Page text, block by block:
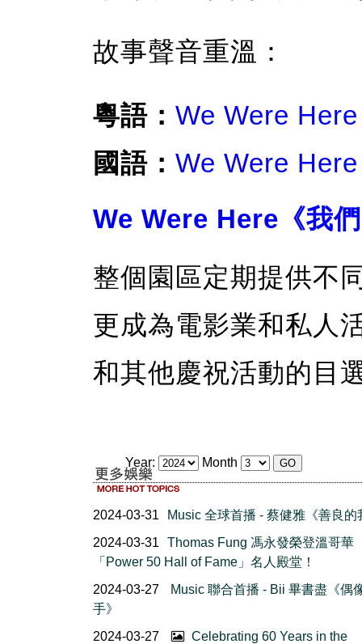
故事聲音重溫：
粵語： We Were
國語： We Were
We Were Here《我
整個園區定期提供不
更成為電影業和私人
和其他慶祝活動的目
Year: Month
2024-03-31
Music 全球首播 - 蔡健雅《善良的
2024-03-31
Thomas Fung 馮永發榮登溫哥華
「Power 50 Hall of Fame」名人殿堂！
2024-03-27
Music 聯合首播 - Bii 畢書盡《偶
手》
2024-03-27
Celebrating 60 Years in the